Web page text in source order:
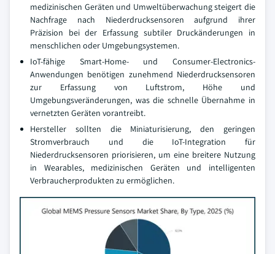
medizinischen Geräten und Umweltüberwachung steigert die
Nachfrage nach Niederdrucksensoren aufgrund ihrer
Präzision bei der Erfassung subtiler Druckänderungen in
menschlichen oder Umgebungsystemen.
IoT-fähige Smart-Home- und Consumer-Electronics-
Anwendungen benötigen zunehmend Niederdrucksensoren
zur Erfassung von Luftstrom, Höhe und
Umgebungsveränderungen, was die schnelle Übernahme in
vernetzten Geräten vorantreibt.
Hersteller sollten die Miniaturisierung, den geringen
Stromverbrauch und die IoT-Integration für
Niederdrucksensoren priorisieren, um eine breitere Nutzung
in Wearables, medizinischen Geräten und intelligenten
Verbraucherprodukten zu ermöglichen.